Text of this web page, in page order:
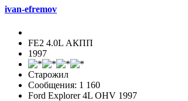
ivan-efremov
FE2 4.0L АКПП
1997
Старожил
Сообщения: 1 160
Ford Explorer 4L OHV 1997